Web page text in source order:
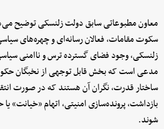
معاون مطبوعاتی سابق دولت زلنسکی توضیح
سکوت مقامات، فعالان رسانه‌ای و چهره‌های
زلنسکی، وجود فضای گسترده ترس و ناامنی
مدعی است که بخش قابل توجهی از نخبگان
ساختار قدرت، نگران آن هستند که در صورت
بازداشت، پرونده‌سازی امنیتی، اتهام «خیانت»
شوند.